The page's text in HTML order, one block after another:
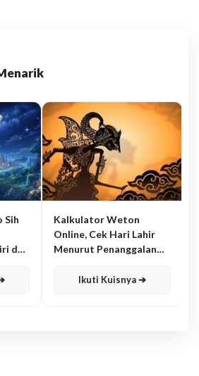
Sih
dan
Kalkulator Weton
Online, Cek Hari Lahir
Menurut Penanggalan
Ikuti Kuisnya ➔